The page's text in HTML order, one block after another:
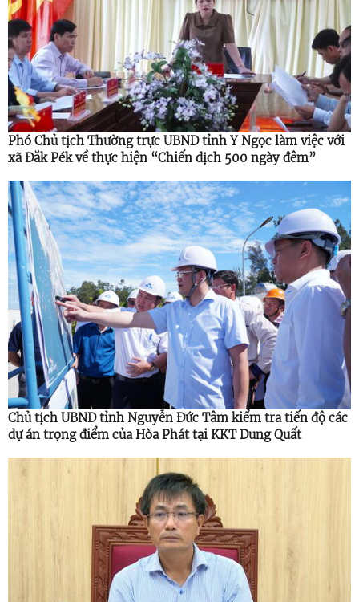
Phó Chủ tịch Thường trực UBND tỉnh Y Ngọc làm việc với
xã Đăk Pék về thực hiện “Chiến dịch 500 ngày đêm”
Chủ tịch UBND tỉnh Nguyễn Đức Tâm kiểm tra tiến độ các
dự án trọng điểm của Hòa Phát tại KKT Dung Quất